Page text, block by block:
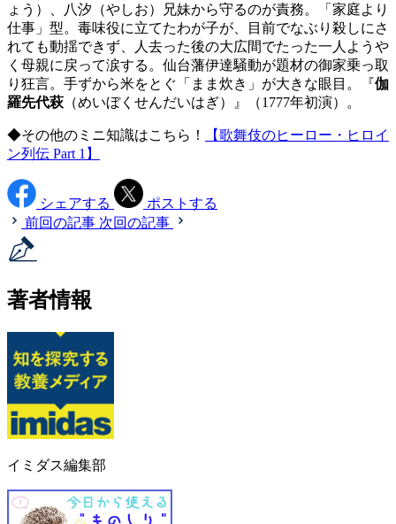
ょう）、八汐（やしお）兄妹から守るのが責務。「家庭より
仕事」型。毒味役に立てたわが子が、目前でなぶり殺しにさ
れても動揺できず、人去った後の大広間でたった一人ようや
く母親に戻って涙する。仙台藩伊達騒動が題材の御家乗っ取
り狂言。手ずから米をとぐ「まま炊き」が大きな眼目。『伽
羅先代萩 （めいぼくせんだいはぎ）』（1777年初演）。
◆その他のミニ知識はこちら！
【歌舞伎のヒーロー・ヒロイ
ン列伝 Part 1】
シェアする
ポストする
前回の記事 次回の記事
著者情報
イミダス編集部